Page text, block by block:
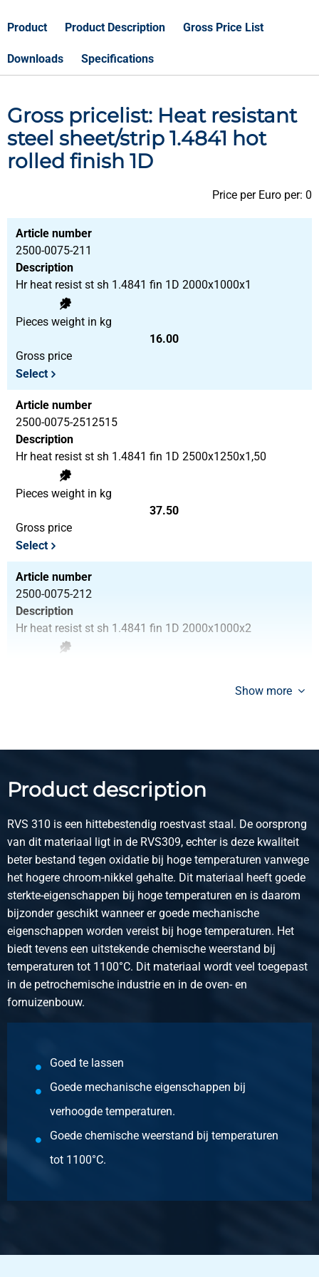
Product Product Description Gross Price List
Downloads Specifications
Gross pricelist: Heat resistant
steel sheet/strip 1.4841 hot
rolled finish 1D
Price per Euro per: 0
Article number
2500-0075-211
Description
Hr heat resist st sh 1.4841 fin 1D 2000x1000x1
Pieces weight in kg
16.00
Gross price
Select
Article number
2500-0075-2512515
Description
Hr heat resist st sh 1.4841 fin 1D 2500x1250x1,50
Pieces weight in kg
37.50
Gross price
Select
Article number
2500-0075-212
Description
Hr heat resist st sh 1.4841 fin 1D 2000x1000x2
Article number
Description
Hr heat resist st sh 1.4841 fin 1D 2500x1250x2
Pieces weight in kg
50.00
Gross price
Select
Article number
2500-0075-3152
Description
Hr heat resist st sh 1.4841 fin 1D 3000x1500x2
Pieces weight in kg
72.00
Article number
2500-0075-213
Hr heat resist st sh 1.4841 fin 1D 2000x1000x3
Show more
Product description
RVS 310 is een hittebestendig roestvast staal. De oorsprong
van dit materiaal ligt in de RVS309, echter is deze kwaliteit
beter bestand tegen oxidatie bij hoge temperaturen vanwege
het hogere chroom-nikkel gehalte. Dit materiaal heeft goede
sterkte-eigenschappen bij hoge temperaturen en is daarom
bijzonder geschikt wanneer er goede mechanische
eigenschappen worden vereist bij hoge temperaturen. Het
biedt tevens een uitstekende chemische weerstand bij
temperaturen tot 1100°C. Dit materiaal wordt veel toegepast
in de petrochemische industrie en in de oven- en
fornuizenbouw.
Goed te lassen
Goede mechanische eigenschappen bij
verhoogde temperaturen.
Goede chemische weerstand bij temperaturen
tot 1100°C.